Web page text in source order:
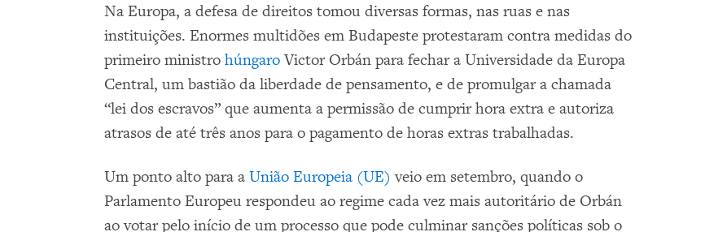
Na Europa, a defesa de direitos tomou diversas formas, nas ruas e nas
instituições. Enormes multidões em Budapeste protestaram contra medidas do
primeiro ministro húngaroVictor Orbán para fechar a Universidade da Europa
Central, um bastião da liberdade de pensamento, e de promulgar a chamada
“lei dos escravos” que aumenta a permissão de cumprir hora extra e autoriza
atrasos de até três anos para o pagamento de horas extras trabalhadas.
Um ponto alto para a União Europeia (UE) veio em setembro, quando o
Parlamento Europeu respondeu ao regime cada vez mais autoritário de Orbán
ao votar pelo início de um processo que pode culminar sanções políticas sob o